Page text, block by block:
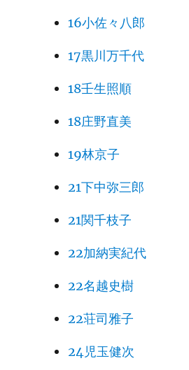
16小佐々八郎
17黒川万千代
18壬生照順
18庄野直美
19林京子
21下中弥三郎
21関千枝子
22加納実紀代
22名越史樹
22荘司雅子
24児玉健次